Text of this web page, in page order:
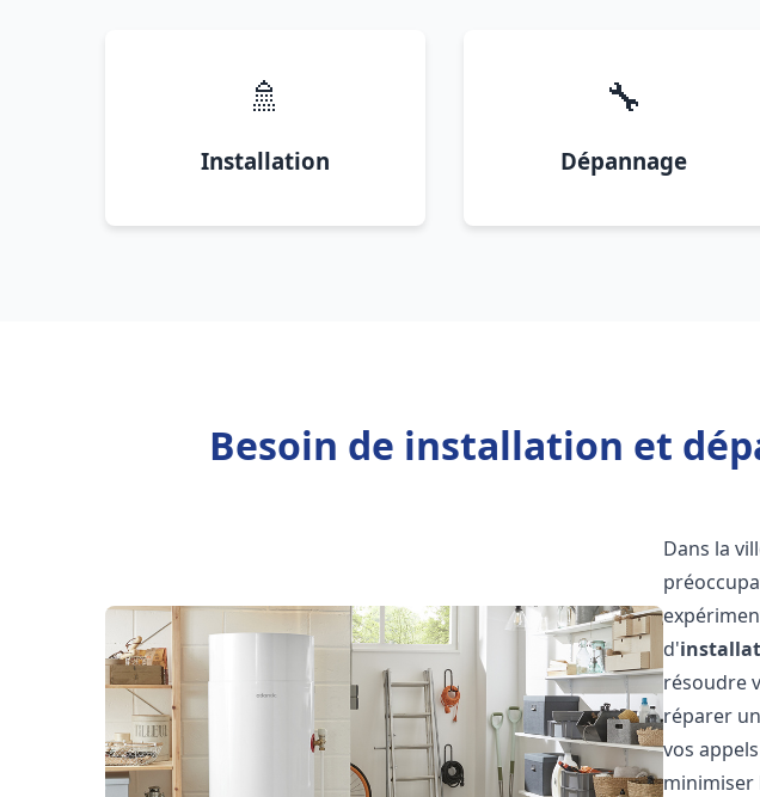
🚿
Installation
🔧
Dépannage
Besoin de installation et
Dans la
d'
résoudre
réparer
vos
minimiser